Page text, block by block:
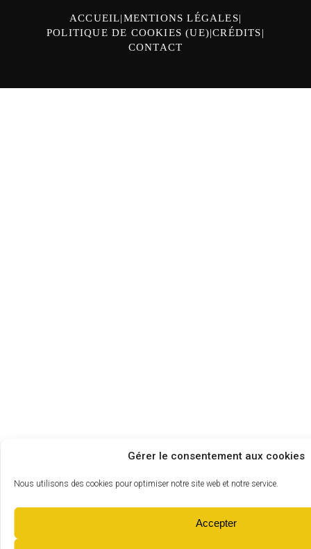
Gérer le consentement aux cookies
Nous utilisons des cookies pour optimiser notre site web et notre service.
Accepter
ACCUEIL MENTIONS LÉGALES
POLITIQUE DE COOKIES (UE) CRÉDITS
CONTACT